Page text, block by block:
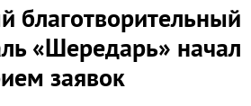
благотворительный
«Шередарь» начал
заявок